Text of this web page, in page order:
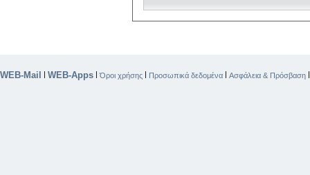
WEB-Mail | WEB-Apps |Όροι χρήσης | Προσωπικά δεδομένα | Ασφάλεια & Πρόσβαση